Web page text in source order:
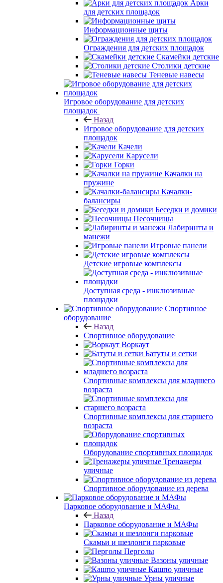
Арки
для детских площадок
Информационные щиты
Ограждения для детских площадок
Скамейки детские
Столики детские
Теневые навесы
Игровое оборудование для детских
площадок
Назад
Игровое оборудование для детских
площадок
Качели
Карусели
Горки
Качалки на
пружине
Качалки-
балансиры
Беседки и домики
Песочницы
Лабиринты и
манежи
Игровые панели
Детские игровые комплексы
Доступная среда - инклюзивные
площадки
Спортивное
оборудование
Назад
Спортивное оборудование
Воркаут
Батуты и сетки
Спортивные комплексы для младшего
возраста
Спортивные комплексы для старшего
возраста
Оборудование спортивных площадок
Тренажеры
уличные
Спортивное оборудование из дерева
Парковое оборудование и МАФы
Назад
Парковое оборудование и МАФы
Скамьи и шезлонги парковые
Перголы
Вазоны уличные
Кашпо уличные
Урны уличные